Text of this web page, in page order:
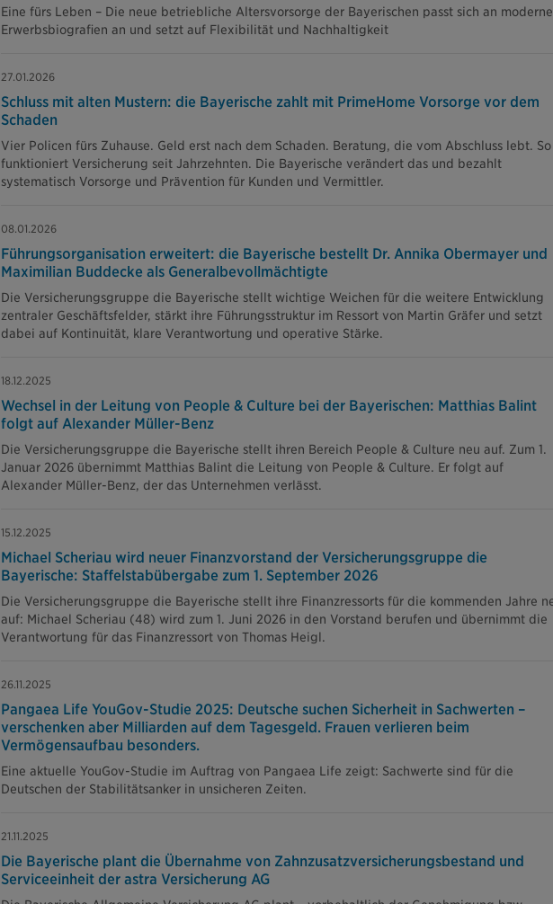
Eine fürs Leben – Die neue betriebliche Altersvorsorge der Bayerischen passt sich an moderne
Erwerbsbiografien an und setzt auf Flexibilität und Nachhaltigkeit
27.01.2026
Schluss mit alten Mustern: die Bayerische zahlt mit PrimeHome Vorsorge vor dem
Schaden
Vier Policen fürs Zuhause. Geld erst nach dem Schaden. Beratung, die vom Abschluss lebt. So
funktioniert Versicherung seit Jahrzehnten. Die Bayerische verändert das und bezahlt
systematisch Vorsorge und Prävention für Kunden und Vermittler.
08.01.2026
Führungsorganisation erweitert: die Bayerische bestellt Dr. Annika Obermayer und
Maximilian Buddecke als Generalbevollmächtigte
Die Versicherungsgruppe die Bayerische stellt wichtige Weichen für die weitere Entwicklung
zentraler Geschäftsfelder, stärkt ihre Führungsstruktur im Ressort von Martin Gräfer und setzt
dabei auf Kontinuität, klare Verantwortung und operative Stärke.
18.12.2025
Wechsel in der Leitung von People & Culture bei der Bayerischen: Matthias Balint
folgt auf Alexander Müller-Benz
Die Versicherungsgruppe die Bayerische stellt ihren Bereich People & Culture neu auf. Zum 1.
Januar 2026 übernimmt Matthias Balint die Leitung von People & Culture. Er folgt auf
Alexander Müller-Benz, der das Unternehmen verlässt.
15.12.2025
Michael Scheriau wird neuer Finanzvorstand der Versicherungsgruppe die
Bayerische: Staffelstabübergabe zum 1. September 2026
Die Versicherungsgruppe die Bayerische stellt ihre Finanzressorts für die kommenden Jahre
auf: Michael Scheriau (48) wird zum 1. Juni 2026 in den Vorstand berufen und übernimmt die
Verantwortung für das Finanzressort von Thomas Heigl.
26.11.2025
Pangaea Life YouGov-Studie 2025: Deutsche suchen Sicherheit in Sachwerten –
verschenken aber Milliarden auf dem Tagesgeld. Frauen verlieren beim
Vermögensaufbau besonders.
Eine aktuelle YouGov-Studie im Auftrag von Pangaea Life zeigt: Sachwerte sind für die
Deutschen der Stabilitätsanker in unsicheren Zeiten.
21.11.2025
Die Bayerische plant die Übernahme von Zahnzusatzversicherungsbestand und
Serviceeinheit der astra Versicherung AG